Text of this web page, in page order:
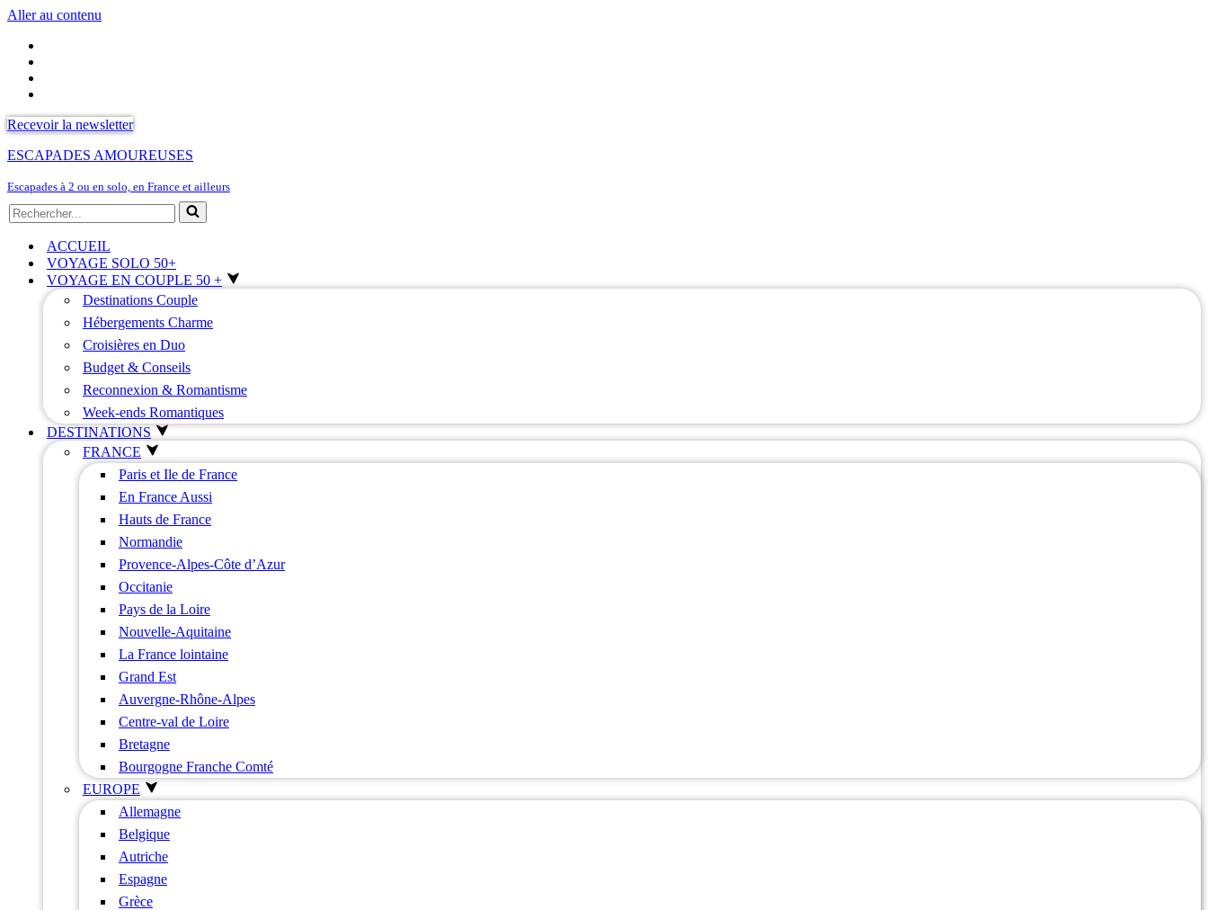
Aller au contenu
Recevoir la newsletter
ESCAPADES AMOUREUSES
Escapades à 2 ou en solo, en France et ailleurs
Rechercher...
ACCUEIL
VOYAGE SOLO 50+
VOYAGE EN COUPLE 50 +
Destinations Couple
Hébergements Charme
Croisières en Duo
Budget & Conseils
Reconnexion & Romantisme
Week-ends Romantiques
DESTINATIONS
FRANCE
Paris et Ile de France
En France Aussi
Hauts de France
Normandie
Provence-Alpes-Côte d’Azur
Occitanie
Pays de la Loire
Nouvelle-Aquitaine
La France lointaine
Grand Est
Auvergne-Rhône-Alpes
Centre-val de Loire
Bretagne
Bourgogne Franche Comté
EUROPE
Allemagne
Belgique
Autriche
Espagne
Grèce